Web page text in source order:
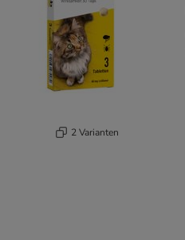
2 Varianten